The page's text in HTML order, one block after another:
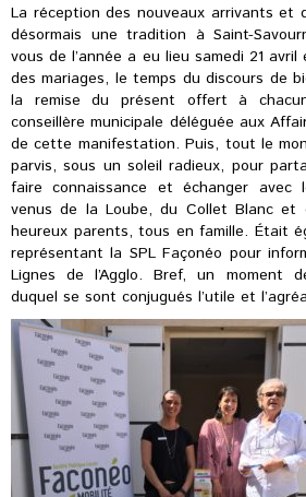
La réception des nouveaux arrivants et
désormais une tradition à Saint-
vous de l’année a eu lieu samedi 21
des mariages, le temps du discours de
la remise du présent offert à
conseillère municipale déléguée aux
de cette manifestation. Puis, tout le
parvis, sous un soleil radieux, pour
faire connaissance et échanger avec
venus de la Loube, du Collet Blanc
heureux parents, tous en famille. Était
représentant la SPL Façonéo pour
Lignes de l’Agglo. Bref, un moment
duquel se sont conjugués l’utile et